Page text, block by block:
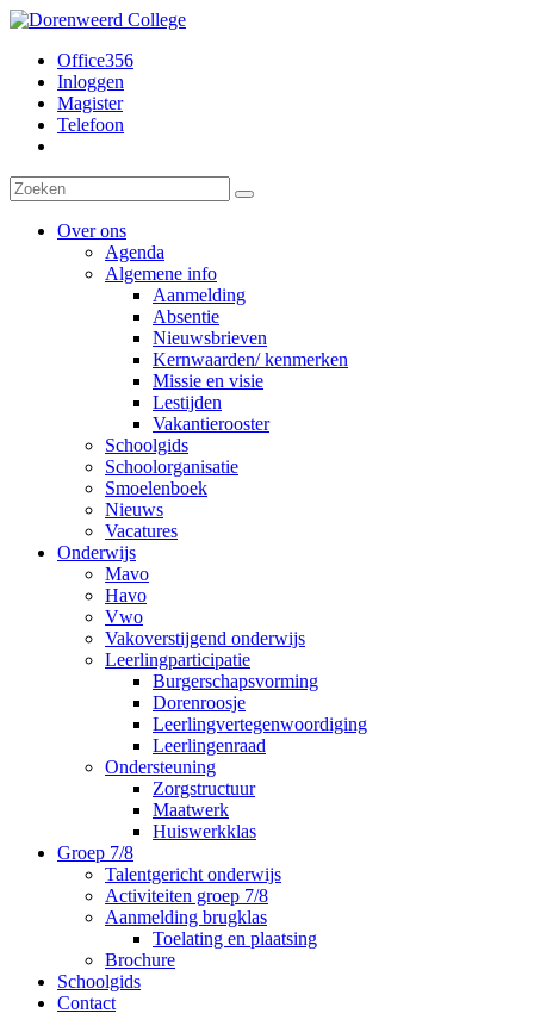
Office356
Inloggen
Magister
Telefoon
Over ons
Agenda
Algemene info
Aanmelding
Absentie
Nieuwsbrieven
Kernwaarden/ kenmerken
Missie en visie
Lestijden
Vakantierooster
Schoolgids
Schoolorganisatie
Smoelenboek
Nieuws
Vacatures
Onderwijs
Mavo
Havo
Vwo
Vakoverstijgend onderwijs
Leerlingparticipatie
Burgerschapsvorming
Dorenroosje
Leerlingvertegenwoordiging
Leerlingenraad
Ondersteuning
Zorgstructuur
Maatwerk
Huiswerkklas
Groep 7/8
Talentgericht onderwijs
Activiteiten groep 7/8
Aanmelding brugklas
Toelating en plaatsing
Brochure
Schoolgids
Contact